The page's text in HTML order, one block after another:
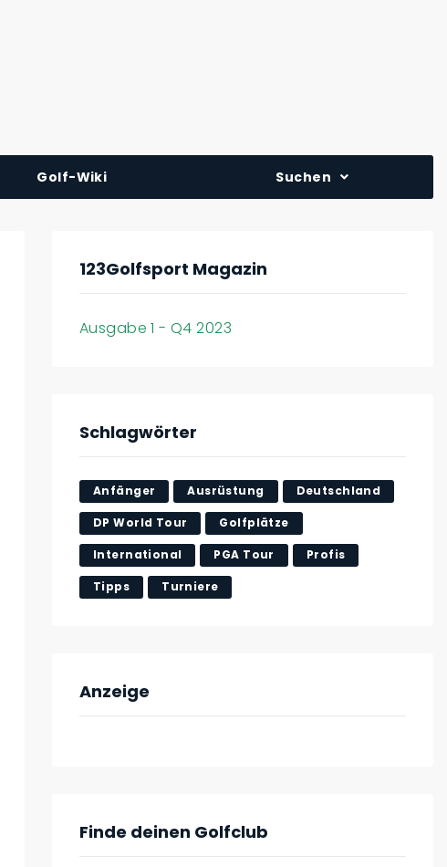
Golf-Wiki Suchen
123Golfsport Magazin
Ausgabe 1 - Q4 2023
Schlagwörter
Anfänger Ausrüstung Deutschland
DP World Tour Golfplätze
International PGA Tour Profis
Tipps Turniere
Anzeige
Finde deinen Golfclub